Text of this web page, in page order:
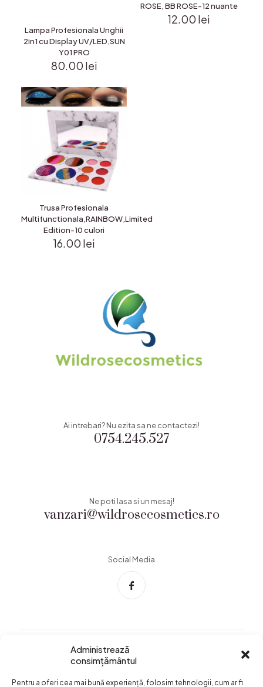
Administrează
consimțământul
Pentru a oferi cea mai bună experiență, folosim tehnologii, cum ar fi
Lampa Profesionala Unghii
2in1 cu Display UV/LED,SUN
Y01 PRO
80.00 lei
ROSE, BB ROSE-12 nuante
12.00 lei
Trusa Profesionala
Multifunctionala,RAINBOW,Limited
Edition-10 culori
16.00 lei
0754.245.527
Ai intrebari? Nu ezita sa ne contactezi!
vanzari@wildrosecosmetics.ro
Ne poti lasa si un mesaj!
Social Media